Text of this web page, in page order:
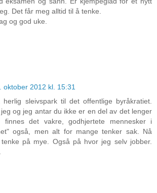
Det får meg alltid til å tenke.
og god uke.
oktober 2012 kl. 15:31
sleivspark til det offentlige byråkratiet.
og jeg antar du ikke er en del av det lenger
finnes det vakre, godhjertete mennesker i
også, men alt for mange tenker sak. Nå
på mye. Også på hvor jeg selv jobber.